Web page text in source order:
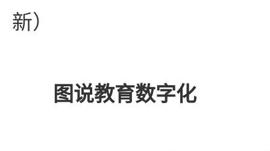
新）
图说教育数字化